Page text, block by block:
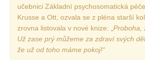
učebnici Základní psychosomatická
Krusse a Ott, ozvala se z pléna starší
zrovna listovala v nové knize: „ Proboha,
Už zase prý můžeme za zdraví svých
že už od toho máme pokoj!“